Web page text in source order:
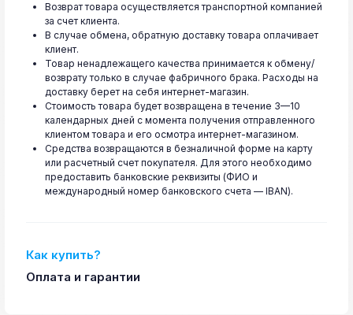
Возврат товара осуществляется транспортной компанией
за счет клиента.
В случае обмена, обратную доставку товара оплачивает
клиент.
Товар ненадлежащего качества принимается к обмену/
возврату только в случае фабричного брака. Расходы на
доставку берет на себя интернет-магазин.
Стоимость товара будет возвращена в течение 3—10
календарных дней с момента получения отправленного
клиентом товара и его осмотра интернет-магазином.
Средства возвращаются в безналичной форме на карту
или расчетный счет покупателя. Для этого необходимо
предоставить банковские реквизиты (ФИО и
международный номер банковского счета — IBAN).
Как купить?
Оплата и гарантии